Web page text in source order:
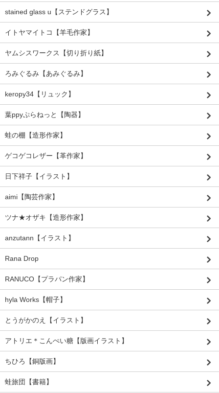
stained glass u【ステンドグラス】
イトヤマイトコ【羊毛作家】
ヤムシスワークス【切り折り紙】
ろみぐるみ【あみぐるみ】
keropy34【リュック】
葉ppyぷらねっと【陶器】
蛙の棚【造形作家】
ゲコゲコレザー【革作家】
日下祥子【イラスト】
aimi【陶芸作家】
ツナ★オザキ【造形作家】
anzutann【イラスト】
Rana Drop
RANUCO【プラパン作家】
hyla Works【帽子】
とうがかのえ【イラスト】
アトリエ＊こんぺい糖【版画イラスト】
ちひろ【銅版画】
蛙旅団【書籍】